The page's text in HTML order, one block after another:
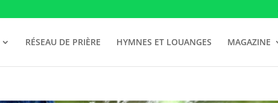
RÉSEAU DE PRIÈRE HYMNES ET LOUANGES MAGAZINE